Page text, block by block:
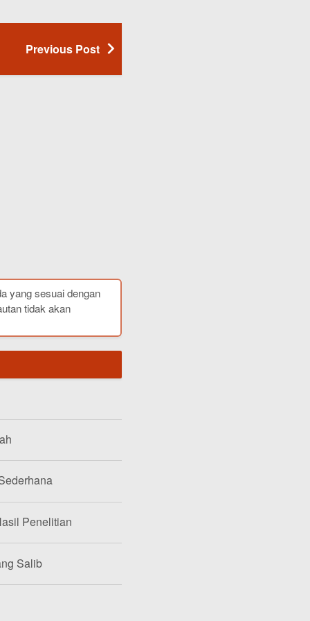
Previous Post
yang sesuai dengan
tidak akan
Penelitian
Salib